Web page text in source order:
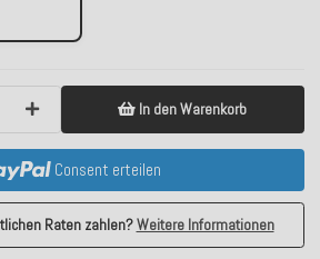
In den Warenkorb
Consent erteilen
Raten zahlen?Weitere Informationen